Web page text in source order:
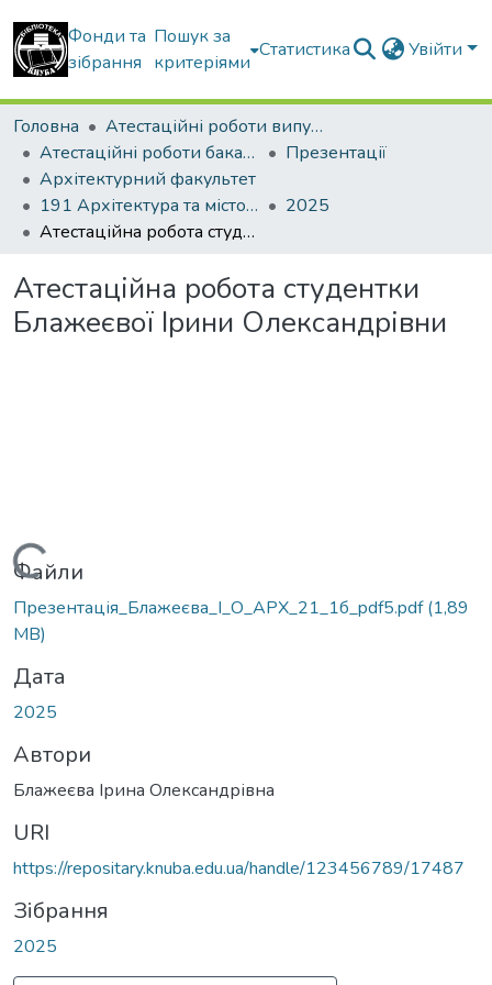
Фонди та
зібрання
Пошук за
критеріями
Статистика Увійти
Головна
Атестаційні роботи випускників
Атестаційні роботи бакалаврів
Презентації
Архітектурний факультет
191 Архітектура та містобудування
2025
Атестаційна робота студентки Блажеєвої Ірини Олександрівни
Атестаційна робота студентки
Блажеєвої Ірини Олександрівни
Вантажиться...
Файли
Презентація_Блажеєва_І_О_АРХ_21_1б_pdf5.pdf(1,89
MB)
Дата
2025
Автори
Блажеєва Ірина Олександрівна
URI
https://repositary.knuba.edu.ua/handle/123456789/17487
Зібрання
2025